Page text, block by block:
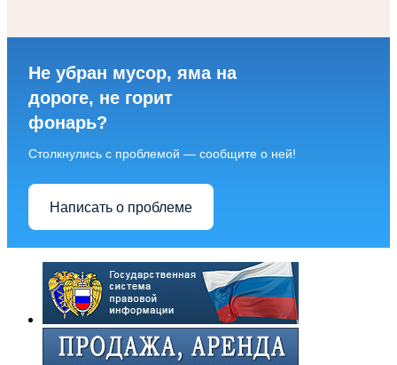
Не убран мусор, яма на
дороге, не горит
фонарь?
Столкнулись с проблемой — сообщите о ней!
Написать о проблеме